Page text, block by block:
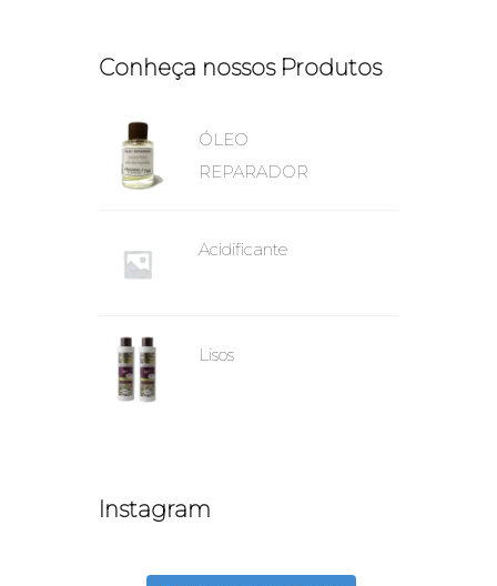
Conheça nossos Produtos
ÓLEO
REPARADOR
Acidificante
Lisos
Instagram